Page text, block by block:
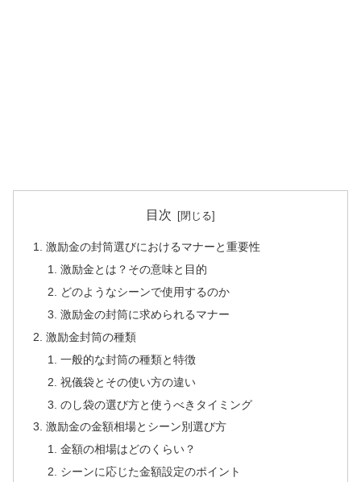
目次
激励金の封筒選びにおけるマナーと重要性
激励金とは？その意味と目的
どのようなシーンで使用するのか
激励金の封筒に求められるマナー
激励金封筒の種類
一般的な封筒の種類と特徴
祝儀袋とその使い方の違い
のし袋の選び方と使うべきタイミング
激励金の金額相場とシーン別選び方
金額の相場はどのくらい？
シーンに応じた金額設定のポイント